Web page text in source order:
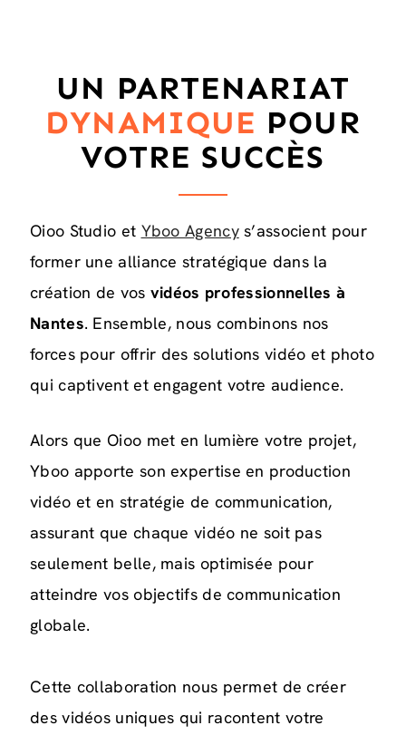
UN PARTENARIAT
DYNAMIQUE POUR
VOTRE SUCCÈS
Oioo Studio et Yboo Agencys’associent pour
former une alliance stratégique dans la
création de vos vidéos professionnelles à
Nantes. Ensemble, nous combinons nos
forces pour offrir des solutions vidéo et photo
qui captivent et engagent votre audience.
Alors que Oioo met en lumière votre projet,
Yboo apporte son expertise en production
vidéo et en stratégie de communication,
assurant que chaque vidéo ne soit pas
seulement belle, mais optimisée pour
atteindre vos objectifs de communication
globale.
Cette collaboration nous permet de créer
des vidéos uniques qui racontent votre